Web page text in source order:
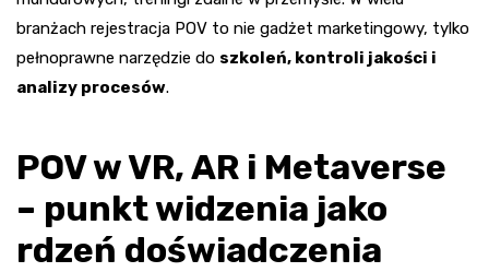
branżach rejestracja POV to nie gadżet marketingowy, tylko
pełnoprawne narzędzie do szkoleń, kontroli jakości i
analizy procesów.
POV w VR, AR i Metaverse
– punkt widzenia jako
rdzeń doświadczenia